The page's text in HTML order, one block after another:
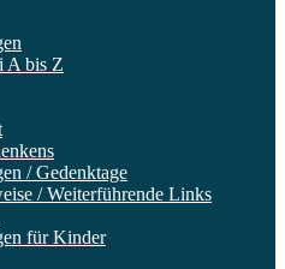
A bis Z
/ Gedenktage
/ Weiterführende Links
für Kinder